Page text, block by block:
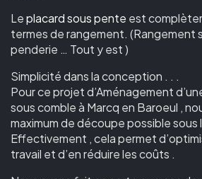
Leplacard sous pente est
termes de rangement. (Rangement
penderie … Tout y est )
Simplicité dans la conception . . .
Pour ce projet d’Aménagement
sous comble à Marcq en Baroeul ,
maximum de découpe possible sous
Effectivement , cela permet
travail et d’en réduire les coûts .